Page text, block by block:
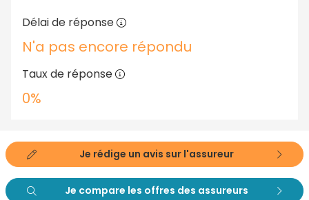
Délai de réponse
N'a pas encore répondu
Taux de réponse
0%
Je rédige un avis sur l'assureur
Je compare les offres des assureurs